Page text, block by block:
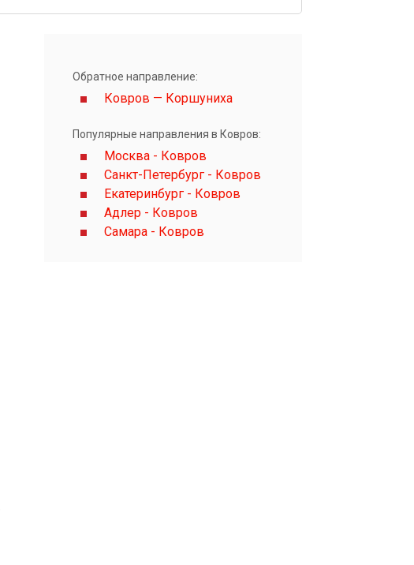
Обратное направление:
Ковров — Коршуниха
Популярные направления в Ковров:
Москва - Ковров
Санкт-Петербург - Ковров
Екатеринбург - Ковров
Адлер - Ковров
Самара - Ковров